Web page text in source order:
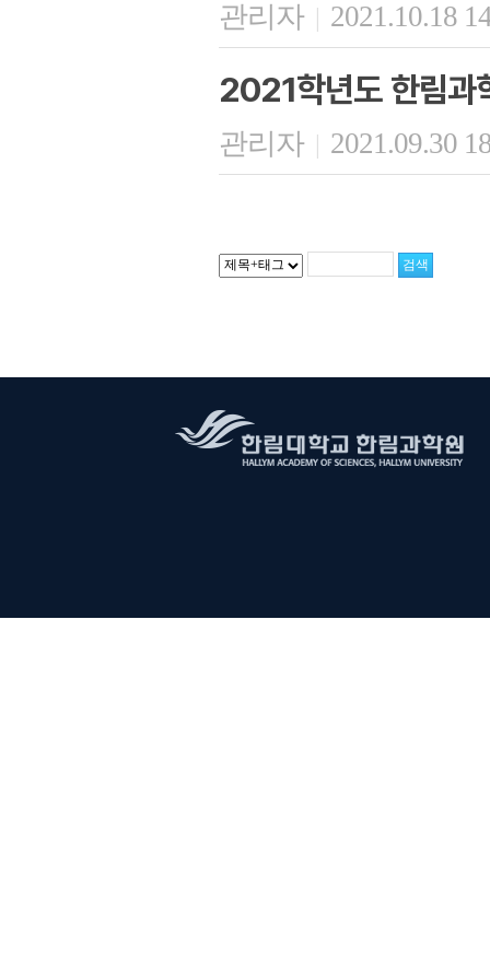
관리자 | 2021.10.18
2021학년도 한림과
관리자 | 2021.09.30